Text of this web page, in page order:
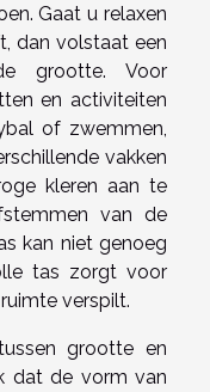
Gaat u relaxen
dan volstaat een
grootte. Voor
en activiteiten
of zwemmen,
vakken
kleren aan te
van de
kan niet genoeg
tas zorgt voor
verspilt.
grootte en
dat de vorm van